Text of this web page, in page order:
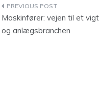
Maskinfører: vejen til et
og anlægsbranchen